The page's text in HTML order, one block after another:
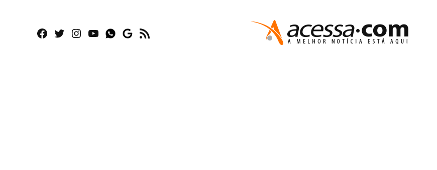
Facebook
TwitterInstagram
YouTubeWhatsapp
Google
RSS